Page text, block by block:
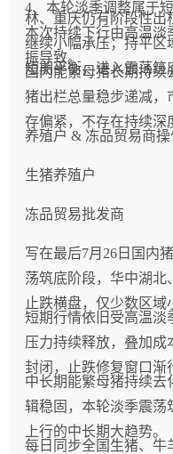
林、重庆仍有阶段性出
继续小幅承压；持平区
短期平衡，进入震荡筑
4、本轮淡季调整属于
本次持续下行由高温淡
振导致。
国内能繁母猪长期持续
猪出栏总量稳步递减，
存偏紧，不存在持续深
养殖户 & 冻品贸易商操
生猪养殖户
冻品贸易批发商
写在最后7月26日国内
荡筑底阶段，华中湖北
止跌横盘，仅少数区域
短期行情依旧受高温淡
压力持续释放，叠加成
封闭，止跌修复窗口渐
中长期能繁母猪持续去
辑稳固，本轮淡季震荡
上行的中长期大趋势。
每日同步全国生猪、牛